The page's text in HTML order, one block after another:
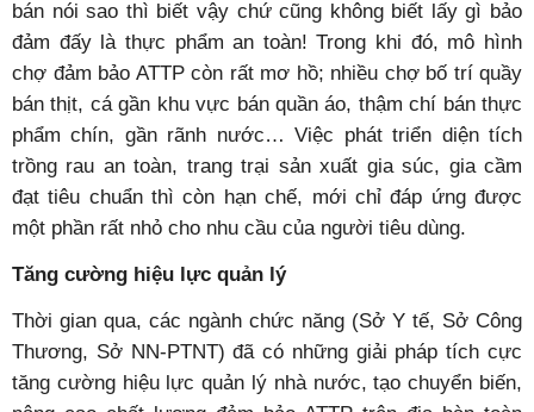
bán nói sao thì biết vậy chứ cũng không biết lấy gì bảo
đảm đấy là thực phẩm an toàn! Trong khi đó, mô hình
chợ đảm bảo ATTP còn rất mơ hồ; nhiều chợ bố trí quầy
bán thịt, cá gần khu vực bán quần áo, thậm chí bán thực
phẩm chín, gần rãnh nước… Việc phát triển diện tích
trồng rau an toàn, trang trại sản xuất gia súc, gia cầm
đạt tiêu chuẩn thì còn hạn chế, mới chỉ đáp ứng được
một phần rất nhỏ cho nhu cầu của người tiêu dùng.
Tăng cường hiệu lực quản lý
Thời gian qua, các ngành chức năng (Sở Y tế, Sở Công
Thương, Sở NN-PTNT) đã có những giải pháp tích cực
tăng cường hiệu lực quản lý nhà nước, tạo chuyển biến,